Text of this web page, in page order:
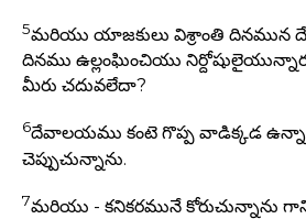
5మరియు యాజకులు విశ్రాంతి దినమున
దినము ఉల్లంఫిుంచియు
మీరు చదువలేదా?
6దేవాలయము కంటె గొప్ప వాడిక్కడ
చెప్పుచున్నాను.
7మరియు - కనికరమునే కోరుచున్నాను